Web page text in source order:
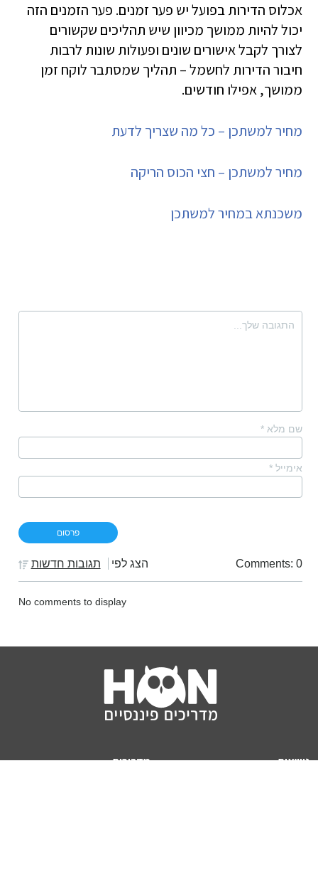
אכלוס הדירות בפועל יש פער זמנים. פער הזמנים הזה
יכול להיות ממושך מכיוון שיש תהליכים שקשורים
לצורך לקבל אישורים שונים ופעולות שונות לרבות
חיבור הדירות לחשמל – תהליך שמסתבר לוקח זמן
ממושך, אפילו חודשים.
מחיר למשתכן – כל מה שצריך לדעת
מחיר למשתכן – חצי הכוס הריקה
משכנתא במחיר למשתכן
שם מלא *
אימייל *
Comments: 0 הצג לפי תגובות חדשות
No comments to display
נושאים
מדריכים